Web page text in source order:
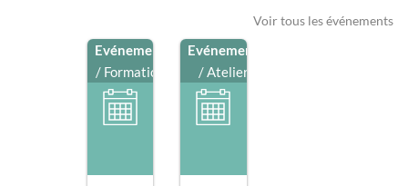
Voir tous les événements
Evénement
/ Formation
Evénement
/ Atelier